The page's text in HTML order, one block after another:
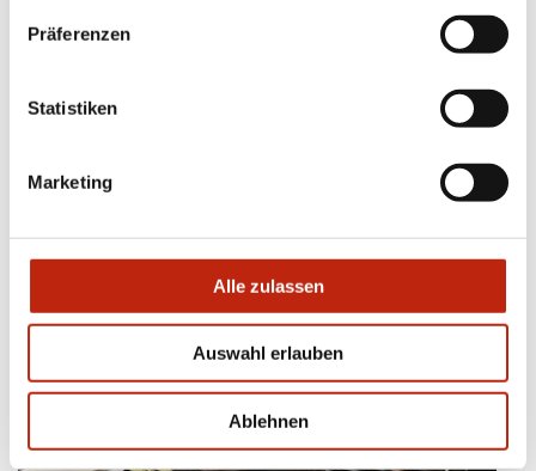
Präferenzen
Statistiken
Marketing
Alle zulassen
Auswahl erlauben
Ablehnen
% dank fließender Lamellenneigung)